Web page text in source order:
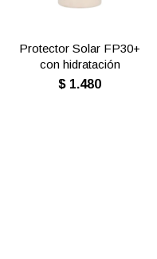
Protector Solar FP30+
con hidratación
$ 1.480